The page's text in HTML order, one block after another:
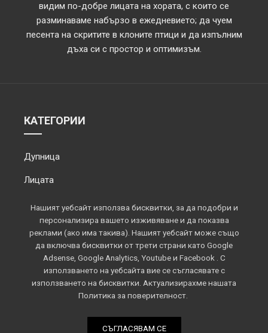
Нашият уебсайт използва бисквитки, за да подобри и
персонализира вашето изживяване и да показва
реклами (ако има такива). Нашият уебсайт може също
да включва бисквитки от трети страни като Google
Adsense, Google Analytics, Youtube и Facebook . С
използването на уебсайта вие се съгласявате с
използването на бисквитки. Актуализирахме нашата
Политика за поверителност.
СЪГЛАСЯВАМ СЕ
видим по-добре лицата на хората, с които се
разминаваме набързо в ежедневието; да чуем
песента на скритите в клоните птици и да изпълним
дъха си с простор и оптимизъм.
КАТЕГОРИИ
Дупница
Лицата
Обектив
Околията
Площадът
Спорт